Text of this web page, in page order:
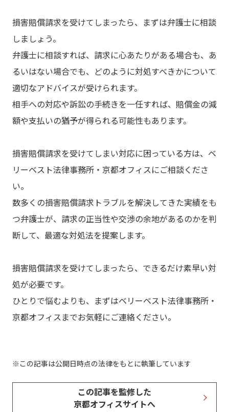
損害賠償請求を受けてしまったら、まずは弁護士に相談
しましょう。
弁護士に相談すれば、請求に心あたりがある場合も、あ
るいはない場合でも、どのように対処すべきかについて
適切なアドバイスが受けられます。
相手への対応や訴訟の手続きを一任すれば、賠償金の減
額や支払いの猶予が得られる可能性もあります。
損害賠償請求を受けてしまい対応に困っている方は、ベ
リーベスト法律事務所・京都オフィスにご相談くださ
い。
数多くの損害賠償請求トラブルを解決してきた実績をも
つ弁護士が、請求の正当性や交渉の余地があるのかを判
断して、最適な対処法を提案します。
損害賠償請求を受けてしまったら、できるだけ素早い対
処が必要です。
ひとりで悩むよりも、まずはベリーベスト法律事務所・
京都オフィスまでお気軽にご連絡ください。
この記事は公開日時点の法律をもとに執筆しています
この記事を監修した
京都オフィスサイトへ